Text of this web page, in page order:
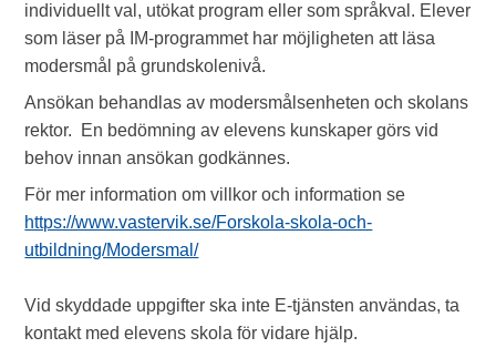
individuellt val, utökat program eller som språkval. Elever
som läser på IM-programmet har möjligheten att läsa
modersmål på grundskolenivå.
Ansökan behandlas av modersmålsenheten och skolans
rektor. En bedömning av elevens kunskaper görs vid
behov innan ansökan godkännes.
För mer information om villkor och information se
https://www.vastervik.se/Forskola-skola-och-
utbildning/Modersmal/
Vid skyddade uppgifter ska inte E-tjänsten användas, ta
kontakt med elevens skola för vidare hjälp.